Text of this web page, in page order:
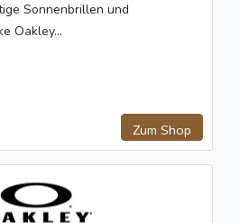
Sonnenbrillen und
Oakley...
Zum Shop